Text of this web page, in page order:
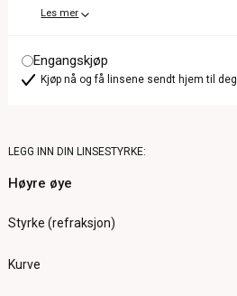
Les mer
Engangskjøp
Kjøp nå og få linsene sendt hjem til deg
LEGG INN DIN LINSESTYRKE:
Høyre øye
Styrke (refraksjon)
Kurve